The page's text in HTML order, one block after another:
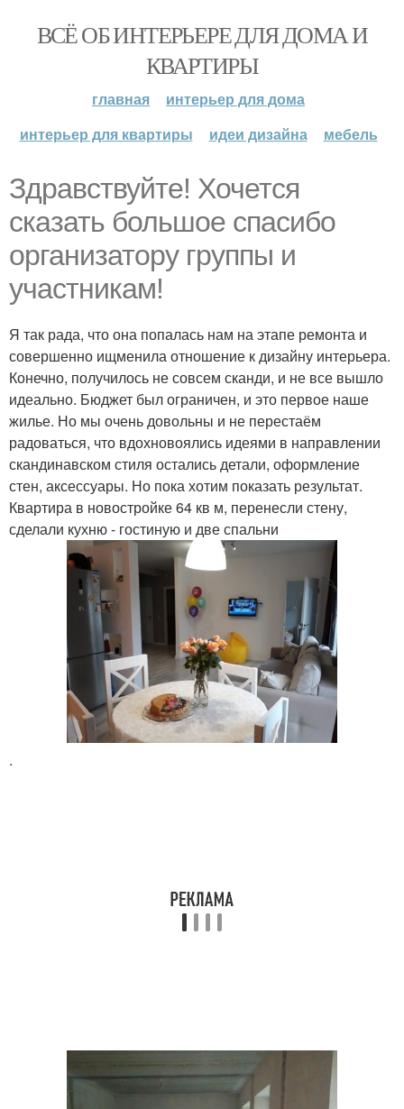
ВСЁ ОБ ИНТЕРЬЕРЕ ДЛЯ ДОМА И
КВАРТИРЫ
главная
интерьер для дома
интерьер для квартиры
идеи дизайна мебель
Здравствуйте! Хочется
сказать большое спасибо
организатору группы и
участникам!
Я так рада, что она попалась нам на этапе ремонта и
совершенно ищменила отношение к дизайну интерьера.
Конечно, получилось не совсем сканди, и не все вышло
идеально. Бюджет был ограничен, и это первое наше
жилье. Но мы очень довольны и не перестаём
радоваться, что вдохновоялись идеями в направлении
скандинавском стиля остались детали, оформление
стен, аксессуары. Но пока хотим показать результат.
Квартира в новостройке 64 кв м, перенесли стену,
сделали кухню - гостиную и две спальни
.